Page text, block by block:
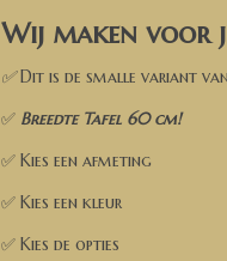
Wij maken voor
✅Dit is de smalle variant
✅ Breedte Tafel 60 cm!
✅ Kies een afmeting
✅ Kies een kleur
✅ Kies de opties